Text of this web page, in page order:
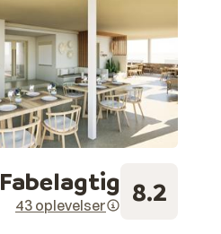
Fabelagtig
43 oplevelser 8.2